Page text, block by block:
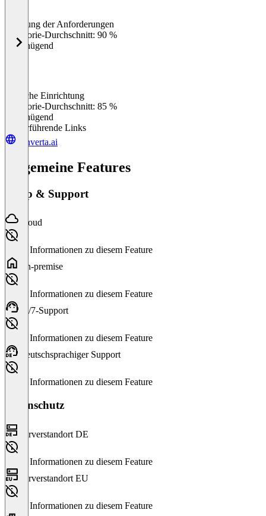
Erfüllung der Anforderungen
Kategorie-Durchschnitt: 90 %
Ungenügend
Einfache Einrichtung
Kategorie-Durchschnitt: 85 %
Ungenügend
Weiterführende Links
converta.ai
Allgemeine Features
Setup & Support
Cloud
Keine Informationen zu diesem Feature
On-premise
Keine Informationen zu diesem Feature
24/7-Support
Keine Informationen zu diesem Feature
Deutschsprachiger Support
Keine Informationen zu diesem Feature
Datenschutz
Serverstandort DE
Keine Informationen zu diesem Feature
Serverstandort EU
Keine Informationen zu diesem Feature